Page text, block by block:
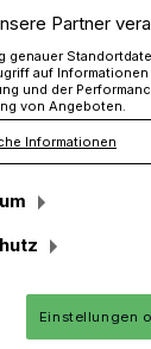
zog
Partner
genauer
auf
und der
von Angeboten.
Informationen
Einstellungen